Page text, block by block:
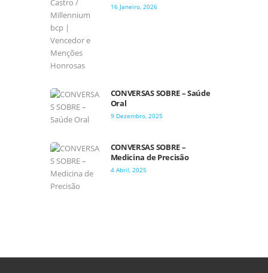
16 Janeiro, 2026
CONVERSAS SOBRE – Saúde
Oral
9 Dezembro, 2025
CONVERSAS SOBRE –
Medicina de Precisão
4 Abril, 2025